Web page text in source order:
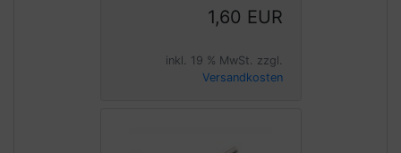
1,60 EUR
inkl. 19 % MwSt. zzgl.
Versandkosten